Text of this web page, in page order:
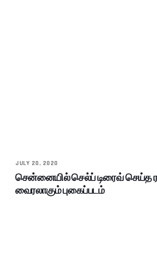
JULY 20, 2020
சென்னையில் செல்ப் டிரைவ் செய்த
வைரலாகும் புகைப்படம்